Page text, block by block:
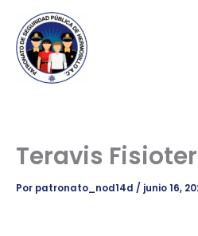
contenido
Teravis
Por patronato_nod14d / junio 16,